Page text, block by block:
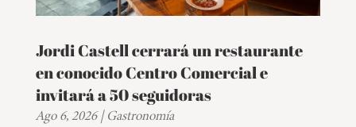
Jordi Castell cerrará un restaurante
en conocido Centro Comercial e
invitará a 50 seguidoras
Ago 6, 2026|Gastronomía